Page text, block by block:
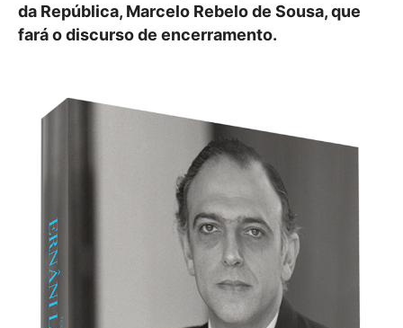
da República, Marcelo Rebelo de Sousa, que
fará o discurso de encerramento.